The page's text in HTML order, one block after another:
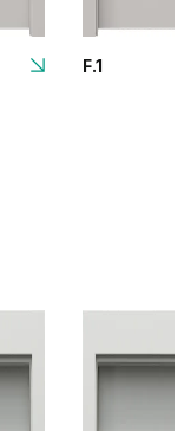
F.1